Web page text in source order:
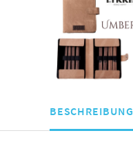
BESCHREIBUNG